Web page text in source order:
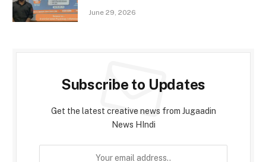
June 29, 2026
Subscribe to Updates
Get the latest creative news from Jugaadin
News HIndi